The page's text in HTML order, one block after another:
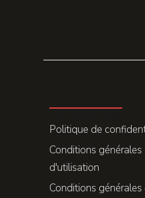
Politique de
Conditions générales
d'utilisation
Conditions